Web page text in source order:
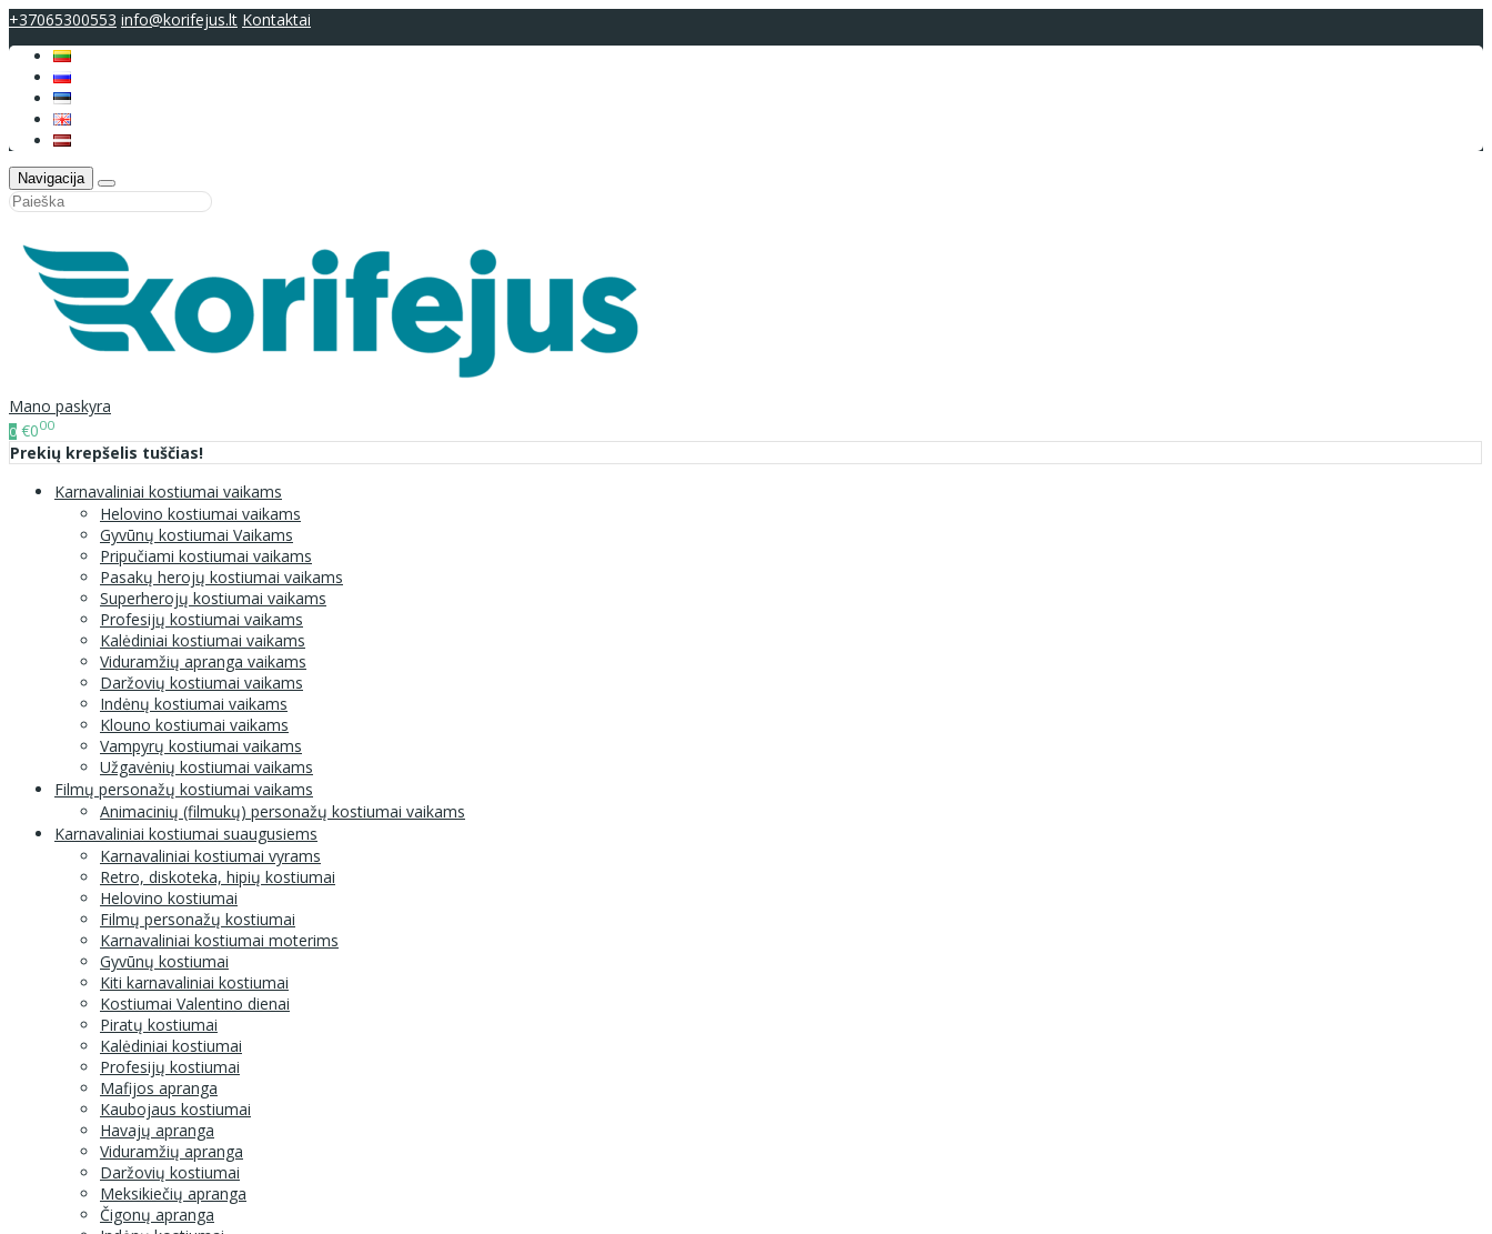
+37065300553 info@korifejus.lt Kontaktai
Navigacija
Mano paskyra
0 €000
Prekių krepšelis tuščias!
Karnavaliniai kostiumai vaikams
Helovino kostiumai vaikams
Gyvūnų kostiumai Vaikams
Pripučiami kostiumai vaikams
Pasakų herojų kostiumai vaikams
Superherojų kostiumai vaikams
Profesijų kostiumai vaikams
Kalėdiniai kostiumai vaikams
Viduramžių apranga vaikams
Daržovių kostiumai vaikams
Indėnų kostiumai vaikams
Klouno kostiumai vaikams
Vampyrų kostiumai vaikams
Užgavėnių kostiumai vaikams
Filmų personažų kostiumai vaikams
Animacinių (filmukų) personažų kostiumai vaikams
Karnavaliniai kostiumai suaugusiems
Karnavaliniai kostiumai vyrams
Retro, diskoteka, hipių kostiumai
Helovino kostiumai
Filmų personažų kostiumai
Karnavaliniai kostiumai moterims
Gyvūnų kostiumai
Kiti karnavaliniai kostiumai
Kostiumai Valentino dienai
Piratų kostiumai
Kalėdiniai kostiumai
Profesijų kostiumai
Mafijos apranga
Kaubojaus kostiumai
Havajų apranga
Viduramžių apranga
Daržovių kostiumai
Meksikiečių apranga
Čigonų apranga